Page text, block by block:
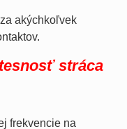
akýchkoľvek
stráca
frekvencie na